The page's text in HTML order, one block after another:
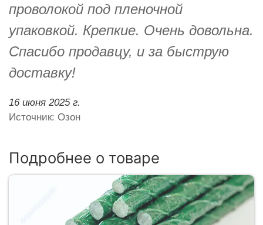
проволокой под пленочной
упаковкой. Крепкие. Очень довольна.
Спасибо продавцу, и за быструю
доставку!
16 июня 2025 г.
Источник: Озон
Подробнее о товаре